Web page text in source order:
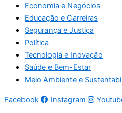
Economia e Negócios
Educação e Carreiras
Segurança e Justiça
Política
Tecnologia e Inovação
Saúde e Bem-Estar
Meio Ambiente e
Facebook Instagram